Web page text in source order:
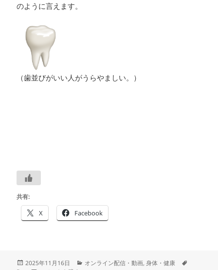
のように言えます。
（歯並びがいい人がうらやましい。）
共有:
X Facebook
投
2025年11月16日
カ
オンライン配信・動画,身体・健康